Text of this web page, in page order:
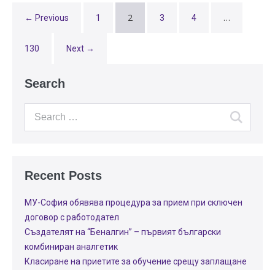
← Previous 1 2 3 4 …
130 Next →
Search
Recent Posts
МУ-София обявява процедура за прием при сключен
договор с работодател
Създателят на “Беналгин” – първият български
комбиниран аналгетик
Класиране на приетите за обучение срещу заплащане